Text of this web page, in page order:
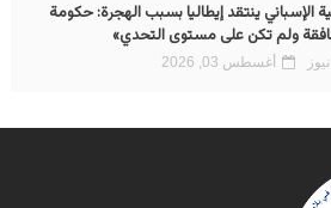
الإسباني ينتقد إيطاليا بسبب الهجرة: حكومة
ولم تكن على مستوى التحدي»
أغسطس 03, 2026